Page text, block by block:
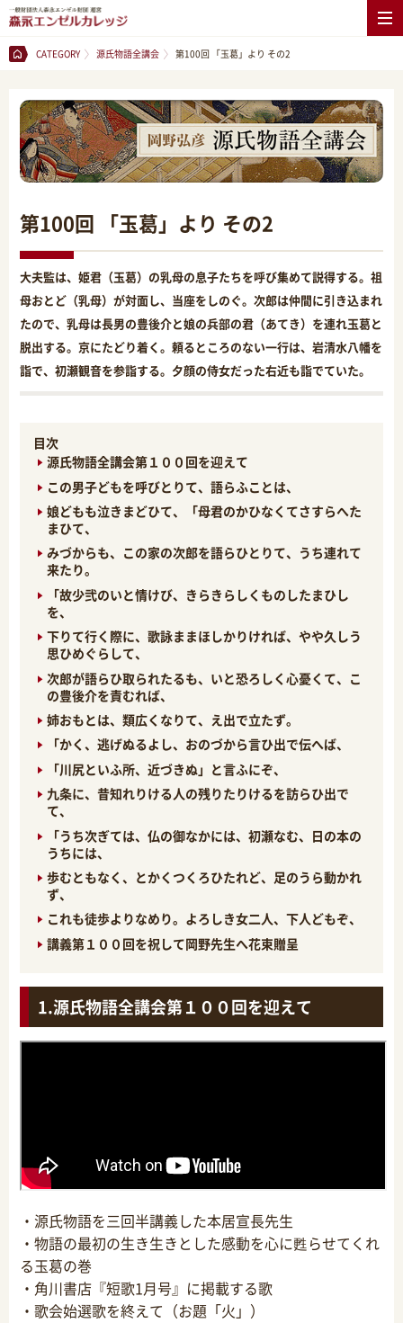
CATEGORY 源氏物語全講会 第100回 「玉葛」より その2
第100回 「玉葛」より その2
大夫監は、姫君（玉葛）の乳母の息子たちを呼び集めて説得する。祖
母おとど（乳母）が対面し、当座をしのぐ。次郎は仲間に引き込まれ
たので、乳母は長男の豊後介と娘の兵部の君（あてき）を連れ玉葛と
脱出する。京にたどり着く。頼るところのない一行は、岩清水八幡を
詣で、初瀬観音を参詣する。夕顔の侍女だった右近も詣でていた。
目次
源氏物語全講会第１００回を迎えて
この男子どもを呼びとりて、語らふことは、
娘どもも泣きまどひて、「母君のかひなくてさすらへた
まひて、
みづからも、この家の次郎を語らひとりて、うち連れて
来たり。
「故少弐のいと情けび、きらきらしくものしたまひし
を、
下りて行く際に、歌詠ままほしかりければ、やや久しう
思ひめぐらして、
次郎が語らひ取られたるも、いと恐ろしく心憂くて、こ
の豊後介を責むれば、
姉おもとは、類広くなりて、え出で立たず。
「かく、逃げぬるよし、おのづから言ひ出で伝へば、
「川尻といふ所、近づきぬ」と言ふにぞ、
九条に、昔知れりける人の残りたりけるを訪らひ出で
て、
「うち次ぎては、仏の御なかには、初瀬なむ、日の本の
うちには、
歩むともなく、とかくつくろひたれど、足のうら動かれ
ず、
これも徒歩よりなめり。よろしき女二人、下人どもぞ、
講義第１００回を祝して岡野先生へ花束贈呈
源氏物語全講会第１００回を迎えて
・源氏物語を三回半講義した本居宣長先生
・物語の最初の生き生きとした感動を心に甦らせてくれ
る玉葛の巻
・角川書店『短歌1月号』に掲載する歌
・歌会始選歌を終えて（お題「火」）